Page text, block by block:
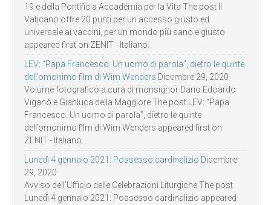
19 e della Pontificia Accademia per la Vita The post Il
Vaticano offre 20 punti per un accesso giusto ed
universale ai vaccini, per un mondo più sano e giusto
appeared first on ZENIT - Italiano.
LEV: “Papa Francesco. Un uomo di parola”, dietro le quinte
dell’omonimo film di Wim Wenders Dicembre 29, 2020
Volume fotografico a cura di monsignor Dario Edoardo
Viganò e Gianluca della Maggiore The post LEV: “Papa
Francesco. Un uomo di parola”, dietro le quinte
dell’omonimo film di Wim Wenders appeared first on
ZENIT - Italiano.
Lunedì 4 gennaio 2021: Possesso cardinalizio Dicembre
29, 2020
Avviso dell’Ufficio delle Celebrazioni Liturgiche The post
Lunedì 4 gennaio 2021: Possesso cardinalizio appeared